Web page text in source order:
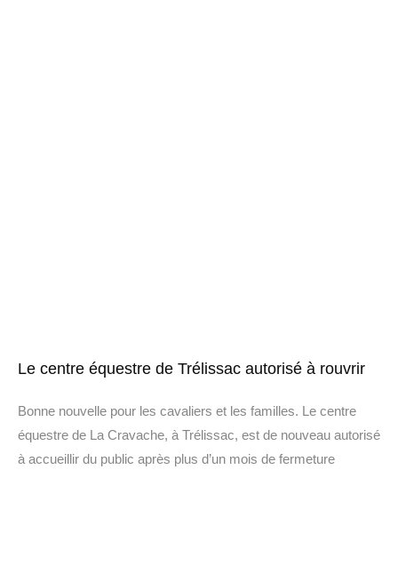
Le centre équestre de Trélissac autorisé à rouvrir
Bonne nouvelle pour les cavaliers et les familles. Le centre
équestre de La Cravache, à Trélissac, est de nouveau autorisé
à accueillir du public après plus d’un mois de fermeture